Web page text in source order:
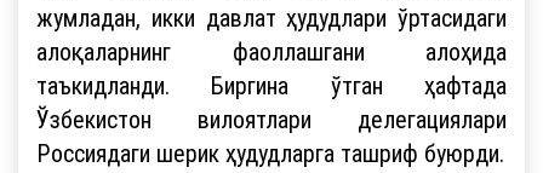
жумладан, икки давлат ҳудудлари ўртасидаги
алоқаларнинг фаоллашгани алоҳида
таъкидланди. Биргина ўтган ҳафтада
Ўзбекистон вилоятлари делегациялари
Россиядаги шерик ҳудудларга ташриф буюрди.